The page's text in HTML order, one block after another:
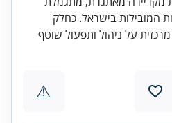
המובילות בישראל. כחלק
על ניהול ותפעול שוטף
⚠